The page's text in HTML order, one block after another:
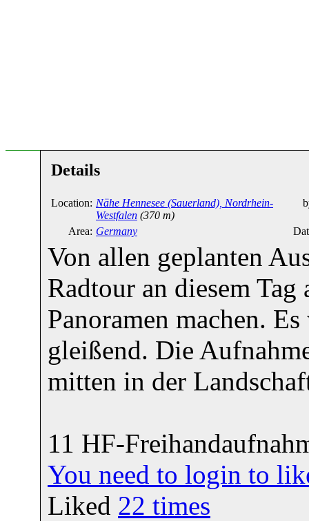
Details
Location: Nähe Hennesee (Sauerland), Nordrhein-
Westfalen (370 m)
Area: Germany
Von allen geplanten
Radtour an diesem
Panoramen machen.
gleißend. Die
mitten in der
11 HF-
You need to login to
Liked 22 times